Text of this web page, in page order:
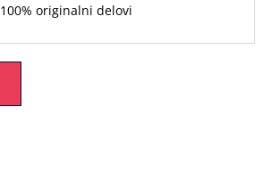
100% originalni delovi